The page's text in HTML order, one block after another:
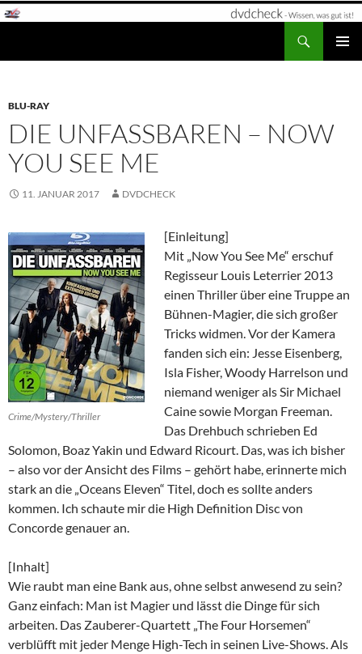
Zum
BLU-RAY
DIE UNFASSBAREN – NOW
YOU SEE ME
11. JANUAR 2017 DVDCHECK
Crime/Mystery/Thriller
[Einleitung]
Mit „Now You See Me“ erschuf
Regisseur Louis Leterrier 2013
einen Thriller über eine Truppe an
Bühnen-Magier, die sich großer
Tricks widmen. Vor der Kamera
fanden sich ein: Jesse Eisenberg,
Isla Fisher, Woody Harrelson und
niemand weniger als Sir Michael
Caine sowie Morgan Freeman.
Das Drehbuch schrieben Ed
Solomon, Boaz Yakin und Edward Ricourt. Das, was ich bisher
– also vor der Ansicht des Films – gehört habe, erinnerte mich
stark an die „Oceans Eleven“ Titel, doch es sollte anders
kommen. Ich schaute mir die High Definition Disc von
Concorde genauer an.
[Inhalt]
Wie raubt man eine Bank aus, ohne selbst anwesend zu sein?
Ganz einfach: Man ist Magier und lässt die Dinge für sich
arbeiten. Das Zauberer-Quartett „The Four Horsemen“
verblüfft mit jeder Menge High-Tech in seinen Live-Shows. Als